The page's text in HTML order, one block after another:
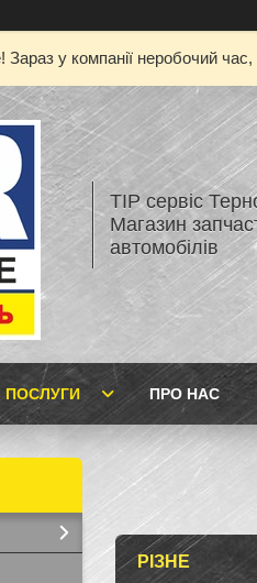
Зараз у компанії неробочий
ТІР сервіс
Магазин
автомобілів
ПОСЛУГИ ПРО НАС
РІЗНЕ